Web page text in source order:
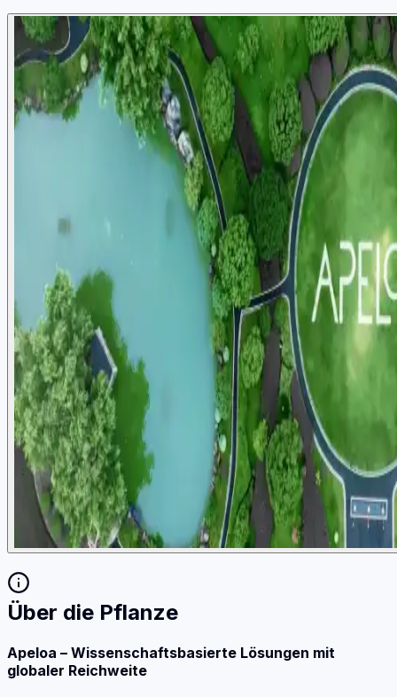
Über die Pflanze
Apeloa – Wissenschaftsbasierte Lösungen mit
globaler Reichweite